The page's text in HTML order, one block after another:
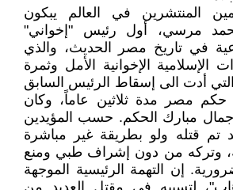
المنتشرين في العالم يبكون
مرسي، أول رئيس "إخواني"
في تاريخ مصر الحديث، والذي
الإسلامية الإخوانية الأمل وثمرة
التي أدت الى إسقاط الرئيس السابق
مصر مدة ثلاثين عاماً، وكان
جمال مبارك الحكم. حسب المؤيدين
تم قتله ولو بطريقة غير مباشرة
وتركه من دون إشراف طبي ومنع
إن التهمة الرئيسية الموجهة